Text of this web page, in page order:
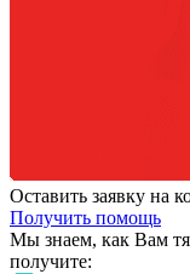
Оставить заявку на
Получить помощь
Мы знаем, как Вам
получите: